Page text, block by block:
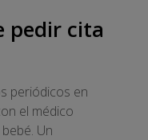
pedir cita
periódicos en
el médico
Un